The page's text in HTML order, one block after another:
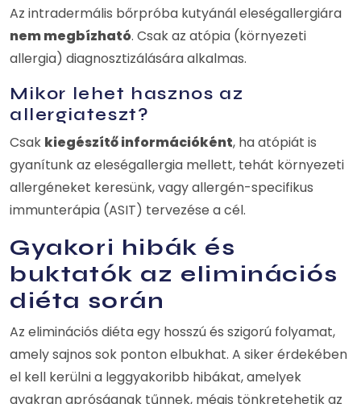
Az intradermális bőrpróba kutyánál eleségallergiára
nem megbízható. Csak az atópia (környezeti
allergia) diagnosztizálására alkalmas.
Mikor lehet hasznos az
allergiateszt?
Csak kiegészítő információként, ha atópiát is
gyanítunk az eleségallergia mellett, tehát környezeti
allergéneket keresünk, vagy allergén-specifikus
immunterápia (ASIT) tervezése a cél.
Gyakori hibák és
buktatók az eliminációs
diéta során
Az eliminációs diéta egy hosszú és szigorú folyamat,
amely sajnos sok ponton elbukhat. A siker érdekében
el kell kerülni a leggyakoribb hibákat, amelyek
gyakran apróságnak tűnnek, mégis tönkretehetik az